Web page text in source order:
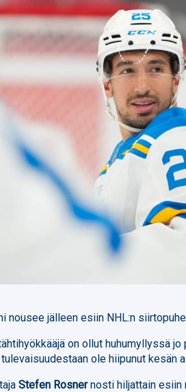
nousee jälleen esiin NHL:n
on ollut huhumyllyssä jo
ole hiipunut kesän
Stefen Rosnernosti hiljattain esiin